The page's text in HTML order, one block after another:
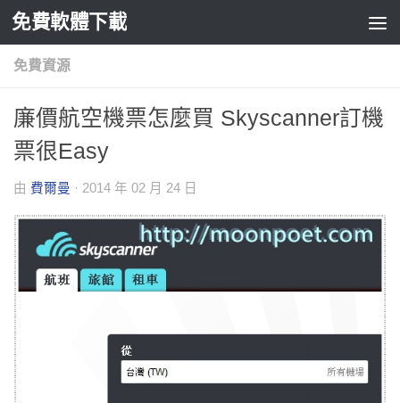
Skip to content
免費軟體下載
免費資源
廉價航空機票怎麼買 Skyscanner訂機
票很Easy
由 費爾曼 · 2014 年 02 月 24 日